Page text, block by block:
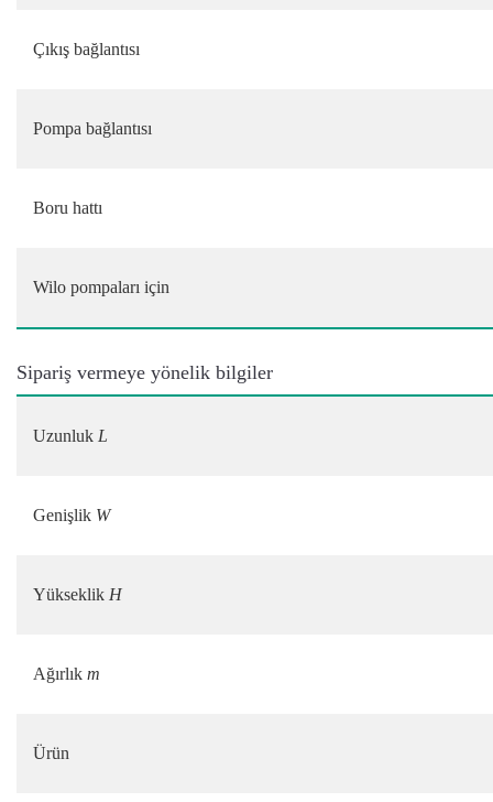
Çıkış bağlantısı
Pompa bağlantısı
Boru hattı
Wilo pompaları için
Sipariş vermeye yönelik bilgiler
Uzunluk L
Genişlik W
Yükseklik H
Ağırlık m
Ürün